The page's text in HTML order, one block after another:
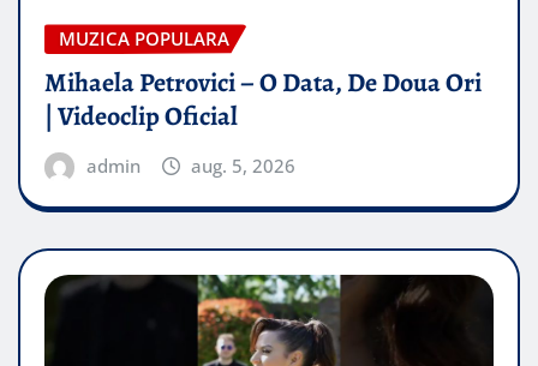
MUZICA POPULARA
Mihaela Petrovici – O Data, De Doua Ori
| Videoclip Oficial
admin aug. 5, 2026